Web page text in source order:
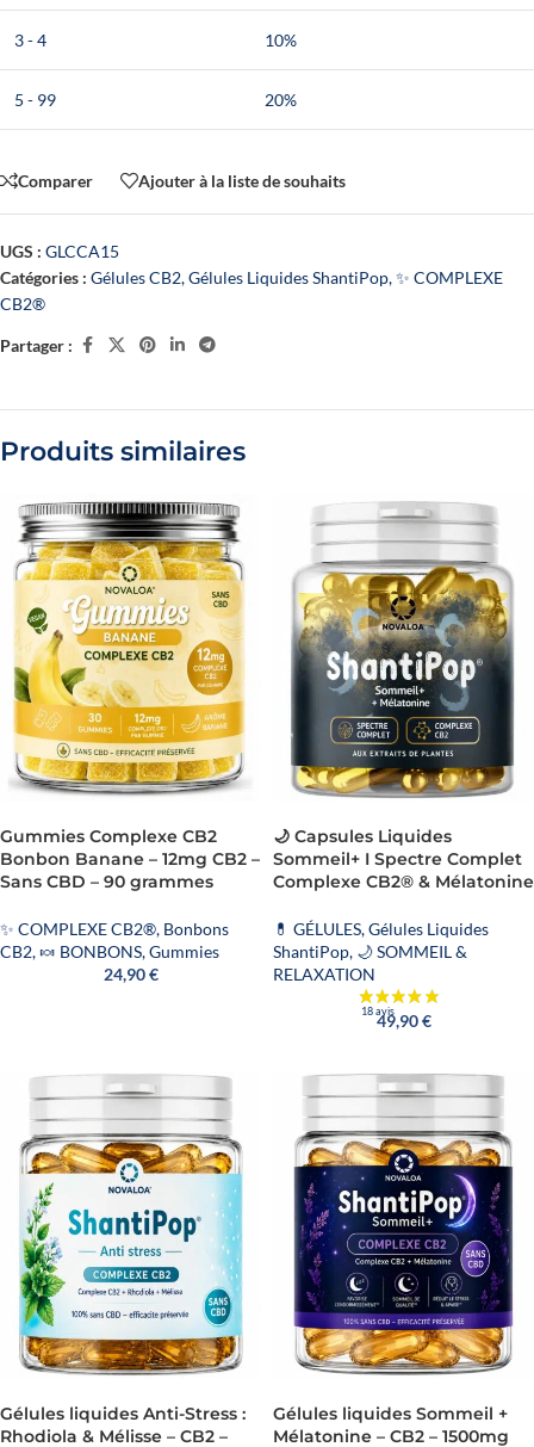
3 - 4 10%
5 - 99 20%
Comparer Ajouter à la liste de souhaits
UGS : GLCCA15
Catégories : Gélules CB2,Gélules Liquides ShantiPop,✨ COMPLEXE
CB2®
Partager :
Produits similaires
Gummies Complexe CB2
Bonbon Banane – 12mg CB2 –
Sans CBD – 90 grammes
✨ COMPLEXE CB2®, Bonbons
CB2,🍬 BONBONS,Gummies
24,90€
🌙 Capsules Liquides
Sommeil+ I Spectre Complet
Complexe CB2® & Mélatonine
💊 GÉLULES,Gélules Liquides
ShantiPop, 🌙 SOMMEIL &
RELAXATION
49,90€
Gélules liquides Anti-Stress :
Rhodiola & Mélisse – CB2 –
Gélules liquides Sommeil +
Mélatonine – CB2 – 1500mg